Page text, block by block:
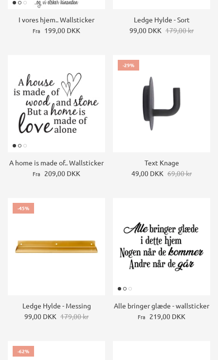
I vores hjem.. Wallsticker
Fra 199,00 DKK
Ledge Hylde - Sort
99,00 DKK 179,00 kr
A home is made of.. Wallsticker
Fra 209,00 DKK
-29%
Text Knage
49,00 DKK 69,00 kr
-45%
Ledge Hylde - Messing
99,00 DKK 179,00 kr
Alle bringer glæde - wallsticker
Fra 219,00 DKK
-62%